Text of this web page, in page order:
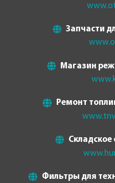
Запчасти
Магазин
Ремонт
Фильтры для